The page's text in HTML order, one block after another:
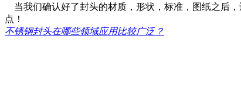
当我们确认好了封头的材质，形状，标准，图纸之后
点！
不锈钢封头在哪些领域应用比较广泛？